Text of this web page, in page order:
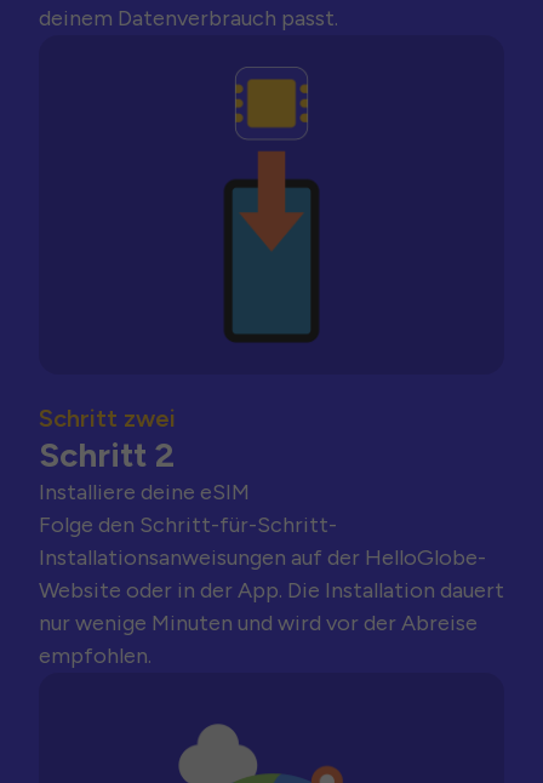
deinem Datenverbrauch passt.
Schritt zwei
Schritt 2
Installiere deine eSIM
Folge den Schritt-für-Schritt-
Installationsanweisungen auf der HelloGlobe-
Website oder in der App. Die Installation dauert
nur wenige Minuten und wird vor der Abreise
empfohlen.